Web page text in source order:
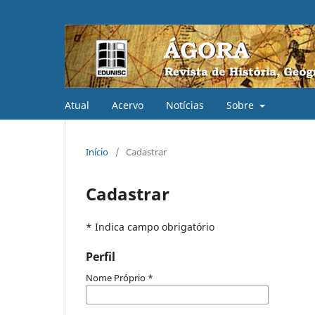
Atual Acervo Notícias Sobre
Início / Cadastrar
Cadastrar
* Indica campo obrigatório
Perfil
Nome Próprio *